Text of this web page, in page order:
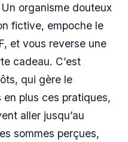
organisme douteux
fictive, empoche le
et vous reverse une
cadeau. C’est
qui gère le
plus ces pratiques,
aller jusqu’au
sommes perçues,